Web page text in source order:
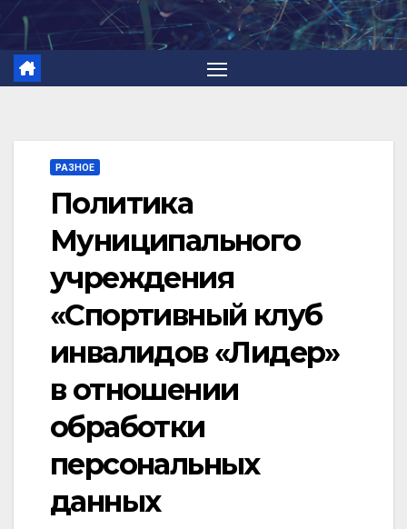
Перейти
содержимому
РАЗНОЕ
Политика
Муниципального
учреждения
«Спортивный клуб
инвалидов «Лидер»
в отношении
обработки
персональных
данных